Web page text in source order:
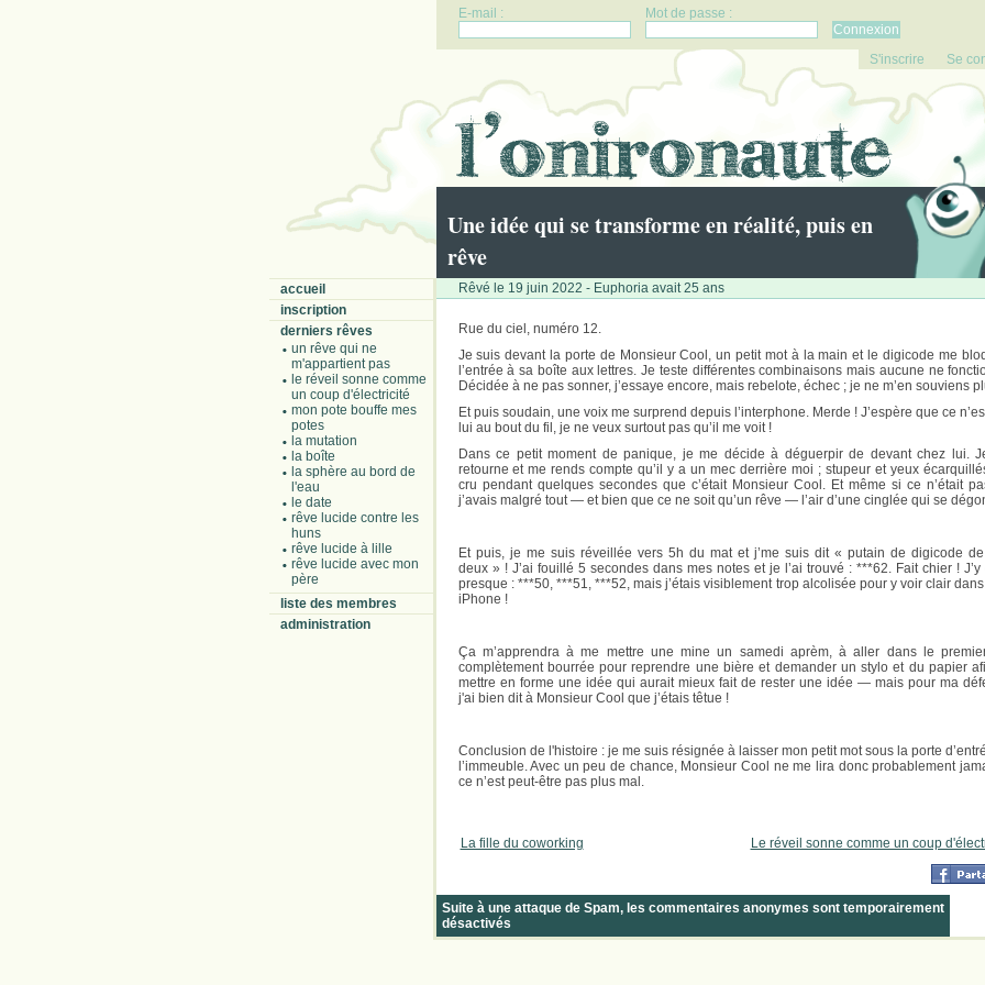
E-mail : Mot de passe :
S'inscrire Se
Une idée qui se transforme en réalité, puis en
rêve
accueil
inscription
derniers rêves
un rêve qui ne
m'appartient pas
le réveil sonne comme
un coup d'électricité
mon pote bouffe mes
potes
la mutation
la boîte
la sphère au bord de
l'eau
le date
rêve lucide contre les
huns
rêve lucide à lille
rêve lucide avec mon
père
liste des membres
administration
Rêvé le 19 juin 2022 - Euphoria avait 25 ans
Rue du ciel, numéro 12.
Je suis devant la porte de Monsieur Cool, un petit mot à la main et le digicode me
l’entrée à sa boîte aux lettres. Je teste différentes combinaisons mais aucune ne
Décidée à ne pas sonner, j’essaye encore, mais rebelote, échec ; je ne m’en souviens
Et puis soudain, une voix me surprend depuis l’interphone. Merde ! J’espère que ce
lui au bout du fil, je ne veux surtout pas qu’il me voit !
Dans ce petit moment de panique, je me décide à déguerpir de devant chez lui.
retourne et me rends compte qu’il y a un mec derrière moi ; stupeur et yeux
cru pendant quelques secondes que c’était Monsieur Cool. Et même si ce n’était
j’avais malgré tout — et bien que ce ne soit qu’un rêve — l’air d’une cinglée qui se
Et puis, je me suis réveillée vers 5h du mat et j’me suis dit « putain de digicode
deux » ! J’ai fouillé 5 secondes dans mes notes et je l’ai trouvé : ***62. Fait chier ! J’y
presque : ***50, ***51, ***52, mais j’étais visiblement trop alcolisée pour y voir clair
iPhone !
Ça m’apprendra à me mettre une mine un samedi aprèm, à aller dans le
complètement bourrée pour reprendre une bière et demander un stylo et du papier
mettre en forme une idée qui aurait mieux fait de rester une idée — mais pour ma
j'ai bien dit à Monsieur Cool que j’étais têtue !
Conclusion de l'histoire : je me suis résignée à laisser mon petit mot sous la porte
l’immeuble. Avec un peu de chance, Monsieur Cool ne me lira donc probablement
ce n’est peut-être pas plus mal.
La fille du coworking Le réveil sonne comme un coup
Suite à une attaque de Spam, les commentaires anonymes sont temporairement
désactivés